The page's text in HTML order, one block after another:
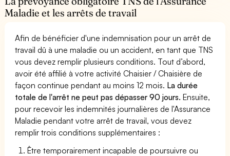
Maladie et les arrêts de travail
Afin de bénéficier d'une indemnisation pour un arrêt de
travail dû à une maladie ou un accident, en tant que TNS
vous devez remplir plusieurs conditions. Tout d’abord,
avoir été affilié à votre activité Chaisier / Chaisière de
façon continue pendant au moins 12 mois. La durée
totale de l'arrêt ne peut pas dépasser 90 jours. Ensuite,
pour recevoir les indemnités journalières de l'Assurance
Maladie pendant votre arrêt de travail, vous devez
remplir trois conditions supplémentaires :
Être temporairement incapable de poursuivre ou